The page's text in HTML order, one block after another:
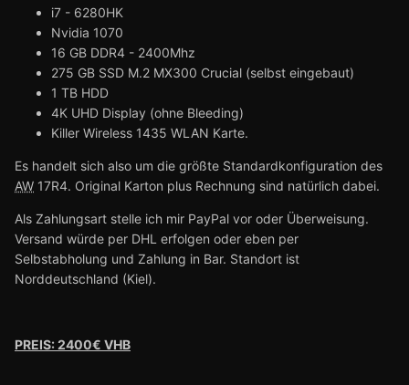
i7 - 6280HK
Nvidia 1070
16 GB DDR4 - 2400Mhz
275 GB SSD M.2 MX300 Crucial (selbst eingebaut)
1 TB HDD
4K UHD Display (ohne Bleeding)
Killer Wireless 1435 WLAN Karte.
Es handelt sich also um die größte Standardkonfiguration des
AW 17R4. Original Karton plus Rechnung sind natürlich dabei.
Als Zahlungsart stelle ich mir PayPal vor oder Überweisung.
Versand würde per DHL erfolgen oder eben per
Selbstabholung und Zahlung in Bar. Standort ist
Norddeutschland (Kiel).
PREIS: 2400€ VHB